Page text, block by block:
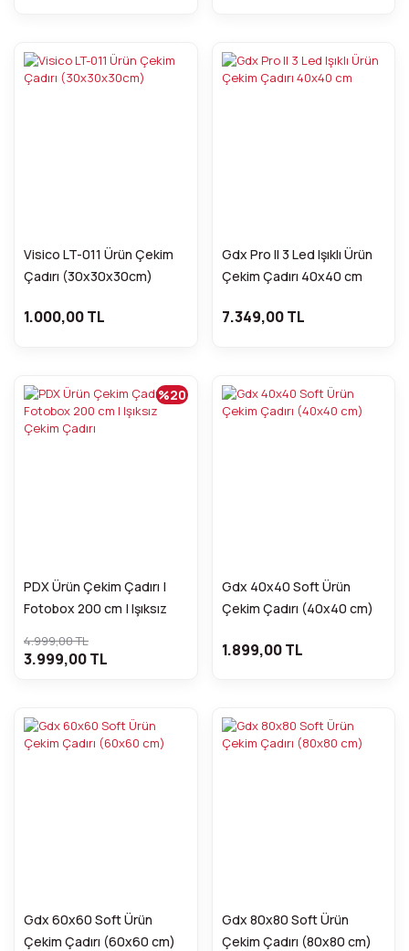
Visico LT-011 Ürün Çekim
Çadırı (30x30x30cm)
1.000,00 TL
Gdx Pro II 3 Led Işıklı Ürün
Çekim Çadırı 40x40 cm
7.349,00 TL
PDX Ürün Çekim Çadırı |
Fotobox 200 cm | Işıksız
%20
4.999,00 TL
3.999,00 TL
Gdx 40x40 Soft Ürün
Çekim Çadırı (40x40 cm)
1.899,00 TL
Gdx 60x60 Soft Ürün
Çekim Çadırı (60x60 cm)
Gdx 80x80 Soft Ürün
Çekim Çadırı (80x80 cm)